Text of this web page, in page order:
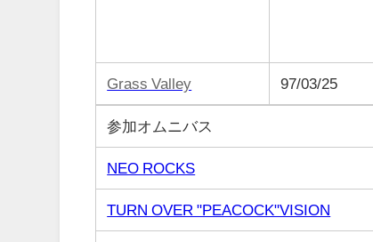
Grass Valley 97/03/25
参加オムニバス
NEO ROCKS
TURN OVER "PEACOCK"VISION